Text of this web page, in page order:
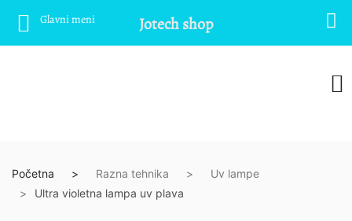
Početna Razna tehnika
Uv lampe
Ultra violetna lampa uv plava
Glavni meni Jotech shop